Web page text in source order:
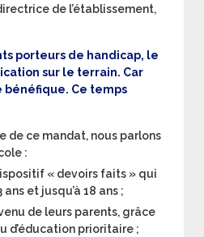
de l’établissement,
porteurs de handicap, le
sur le terrain. Car
Ce temps
de ce mandat, nous parlons
:
« devoirs faits » qui
et jusqu’à 18 ans ;
de leurs parents, grâce
d’éducation prioritaire ;